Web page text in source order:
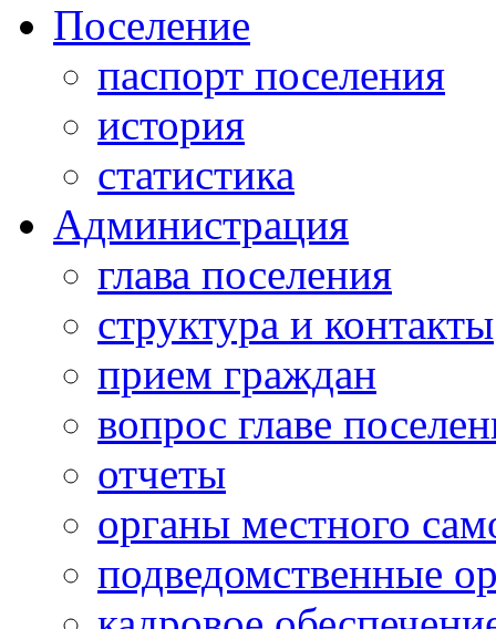
Поселение
паспорт поселения
история
статистика
Администрация
глава поселения
структура и контакты
прием граждан
вопрос главе
отчеты
органы местного
подведомственные